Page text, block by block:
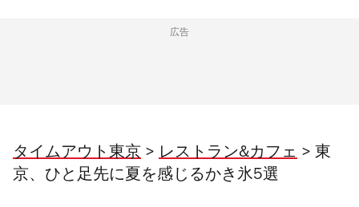
広告
タイムアウト東京 > レストラン&カフェ > 東
京、ひと足先に夏を感じるかき氷5選